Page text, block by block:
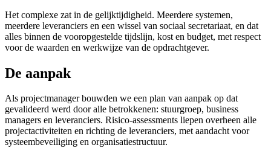
Het complexe zat in de gelijktijdigheid. Meerdere systemen,
meerdere leveranciers en een wissel van sociaal secretariaat, en dat
alles binnen de vooropgestelde tijdslijn, kost en budget, met respect
voor de waarden en werkwijze van de opdrachtgever.
De aanpak
Als projectmanager bouwden we een plan van aanpak op dat
gevalideerd werd door alle betrokkenen: stuurgroep, business
managers en leveranciers. Risico-assessments liepen overheen alle
projectactiviteiten en richting de leveranciers, met aandacht voor
systeembeveiliging en organisatiestructuur.